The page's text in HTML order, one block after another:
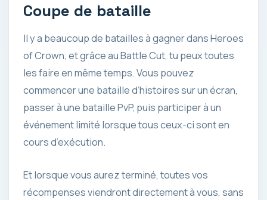
Coupe de bataille
Il y a beaucoup de batailles à gagner dans Heroes
of Crown, et grâce au Battle Cut, tu peux toutes
les faire en même temps. Vous pouvez
commencer une bataille d’histoires sur un écran,
passer à une bataille PvP, puis participer à un
événement limité lorsque tous ceux-ci sont en
cours d’exécution.
Et lorsque vous aurez terminé, toutes vos
récompenses viendront directement à vous, sans